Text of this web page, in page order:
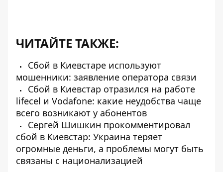
ЧИТАЙТЕ ТАКЖЕ:
Сбой в Киевстаре используют
мошенники: заявление оператора связи
Сбой в Киевстар отразился на работе
lifecel и Vodafone: какие неудобства чаще
всего возникают у абонентов
Сергей Шишкин прокомментировал
сбой в Киевстар: Украина теряет
огромные деньги, а проблемы могут быть
связаны с национализацией